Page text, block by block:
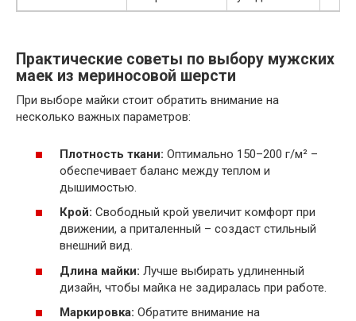
Практические советы по выбору мужских
маек из мериносовой шерсти
При выборе майки стоит обратить внимание на
несколько важных параметров:
Плотность ткани: Оптимально 150–200 г/м² –
обеспечивает баланс между теплом и
дышимостью.
Крой: Свободный крой увеличит комфорт при
движении, а приталенный – создаст стильный
внешний вид.
Длина майки: Лучше выбирать удлиненный
дизайн, чтобы майка не задиралась при работе.
Маркировка: Обратите внимание на